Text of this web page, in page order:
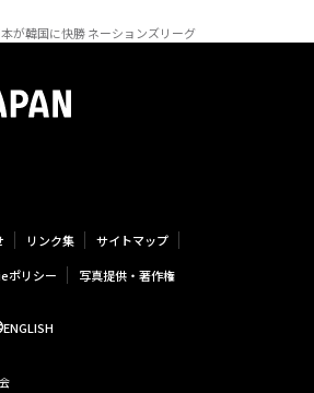
が韓国に快勝 ネーションズリーグ
リンク集
サイトマップ
ポリシー 写真提供・著作権
ENGLISH